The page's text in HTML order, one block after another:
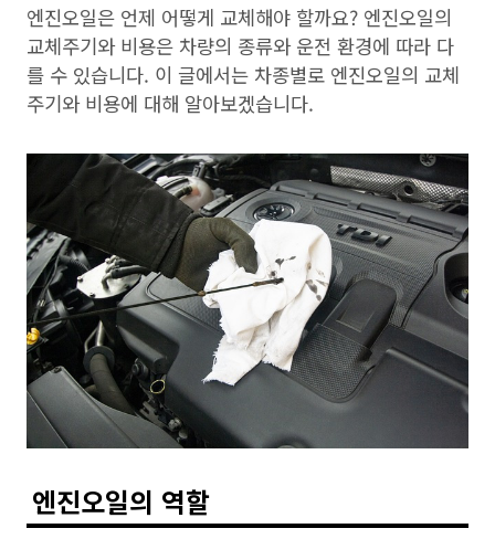
엔진오일은 언제 어떻게 교체해야 할까요? 엔진오일의
교체주기와 비용은 차량의 종류와 운전 환경에 따라 다
를 수 있습니다. 이 글에서는 차종별로 엔진오일의 교체
주기와 비용에 대해 알아보겠습니다.
엔진오일의 역할